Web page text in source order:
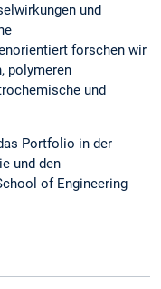
und
forschen wir
polymeren
und
Portfolio in der
und den
of Engineering